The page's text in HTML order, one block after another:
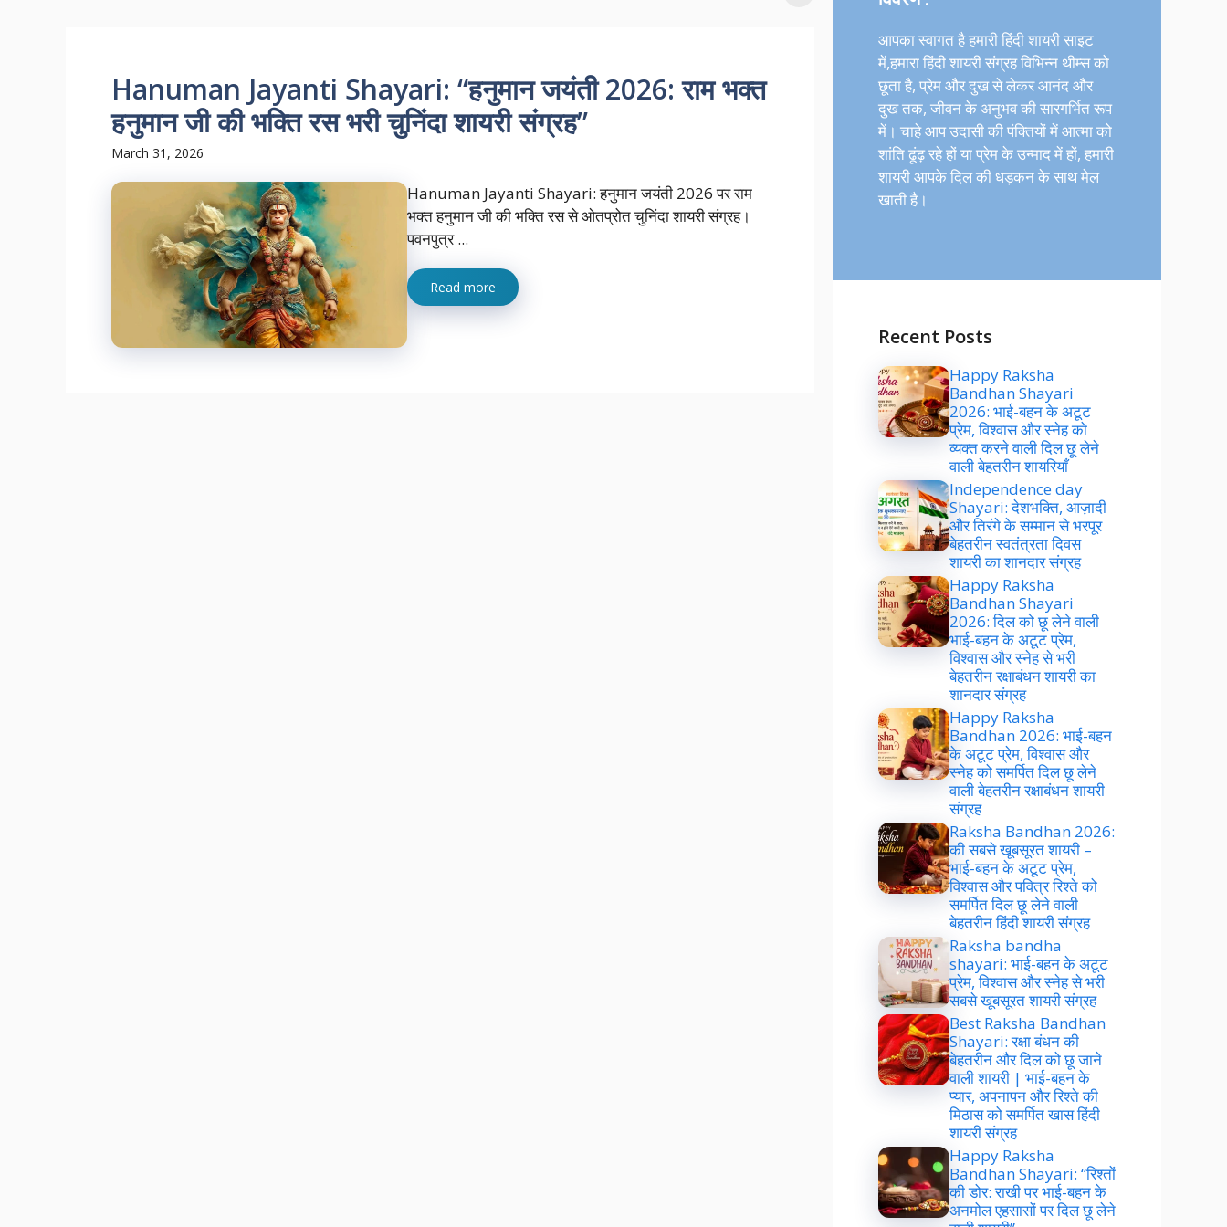
Hanuman Jayanti Shayari: “हनुमान जयंती 2026: राम भक्त
हनुमान जी की भक्ति रस भरी चुनिंदा शायरी संग्रह”
March 31, 2026
Hanuman Jayanti Shayari: हनुमान जयंती 2026 पर राम
भक्त हनुमान जी की भक्ति रस से ओतप्रोत चुनिंदा शायरी संग्रह।
पवनपुत्र ...
Read more
आपका स्वागत है हमारी हिंदी शायरी साइट
में,हमारा हिंदी शायरी संग्रह विभिन्न थीम्स को
छूता है, प्रेम और दुख से लेकर आनंद और
दुख तक, जीवन के अनुभव की सारगर्भित रूप
में। चाहे आप उदासी की पंक्तियों में आत्मा को
शांति ढूंढ़ रहे हों या प्रेम के उन्माद में हों, हमारी
शायरी आपके दिल की धड़कन के साथ मेल
खाती है।
Recent Posts
Happy Raksha
Bandhan Shayari
2026: भाई-बहन के अटूट
प्रेम, विश्वास और स्नेह को
व्यक्त करने वाली दिल छू लेने
वाली बेहतरीन शायरियाँ
Independence day
Shayari: देशभक्ति, आज़ादी
और तिरंगे के सम्मान से भरपूर
बेहतरीन स्वतंत्रता दिवस
शायरी का शानदार संग्रह
Happy Raksha
Bandhan Shayari
2026: दिल को छू लेने वाली
भाई-बहन के अटूट प्रेम,
विश्वास और स्नेह से भरी
बेहतरीन रक्षाबंधन शायरी का
शानदार संग्रह
Happy Raksha
Bandhan 2026: भाई-बहन
के अटूट प्रेम, विश्वास और
स्नेह को समर्पित दिल छू लेने
वाली बेहतरीन रक्षाबंधन शायरी
संग्रह
Raksha Bandhan 2026:
की सबसे खूबसूरत शायरी –
भाई-बहन के अटूट प्रेम,
विश्वास और पवित्र रिश्ते को
समर्पित दिल छू लेने वाली
बेहतरीन हिंदी शायरी संग्रह
Raksha bandha
shayari: भाई-बहन के अटूट
प्रेम, विश्वास और स्नेह से भरी
सबसे खूबसूरत शायरी संग्रह
Best Raksha Bandhan
Shayari: रक्षा बंधन की
बेहतरीन और दिल को छू जाने
वाली शायरी | भाई-बहन के
प्यार, अपनापन और रिश्ते की
मिठास को समर्पित खास हिंदी
शायरी संग्रह
Happy Raksha
Bandhan Shayari: “रिश्तों
की डोर: राखी पर भाई-बहन के
अनमोल एहसासों पर दिल छू लेने